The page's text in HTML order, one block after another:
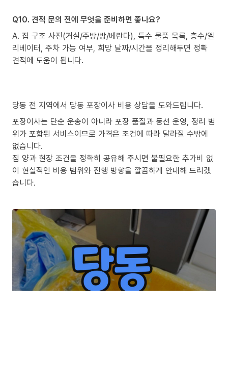
Q10. 견적 문의 전에 무엇을 준비하면 좋나요?
A. 집 구조 사진(거실/주방/방/베란다), 특수 물품 목록, 층수/엘
리베이터, 주차 가능 여부, 희망 날짜/시간을 정리해두면 정확
견적에 도움이 됩니다.
당동 전 지역에서 당동 포장이사 비용 상담을 도와드립니다.
포장이사는 단순 운송이 아니라 포장 품질과 동선 운영, 정리 범
위가 포함된 서비스이므로 가격은 조건에 따라 달라질 수밖에
없습니다.
짐 양과 현장 조건을 정확히 공유해 주시면 불필요한 추가비 없
이 현실적인 비용 범위와 진행 방향을 깔끔하게 안내해 드리겠
습니다.